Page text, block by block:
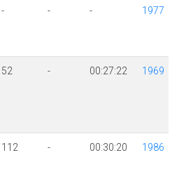
- - - 1977
52 - 00:27:22 1969
112 - 00:30:20 1986